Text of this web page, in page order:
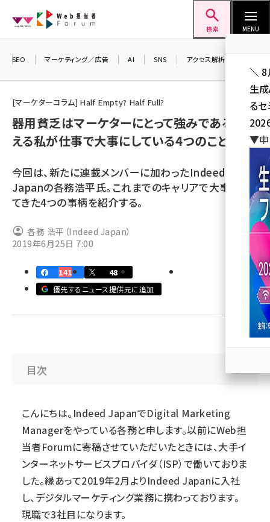
ン
検索 MENU
seo (3541)
youtube (2449)
note (2323)
セミナー (2318)
z世代 (1632)
meo (1282)
llmo (1171)
SEO マーケティング／広告 AI SNS アクセス解析／データ分析
[マーケターコラム] Half Empty? Half Full?
器用貧乏はマーケターにとって強みである――と考
える私が仕事で大事にしている4つのこと
今回は、新たに連載メンバーに加わったIndeed
Japanの各務浩平氏。これまでのキャリアで大事にし
てきた4つの事柄を紹介する。
各務 浩平（Indeed Japan）
2019年6月25日 7:00
141
48
優先するニュース提供元に追加
目次
こんにちは。Indeed JapanでDigital Marketing
Managerをやっている各務と申します。以前にWeb担
当者Forumに寄稿させていただいたときには、大手イ
ンターネットサービスプロバイダ（ISP）で働いておりま
した。縁あって2019年2月よりIndeed Japanに入社
し、デジタルマーケティング業務に携わっております。
現職で3社目になります。
＼ 8
生
る
▼申